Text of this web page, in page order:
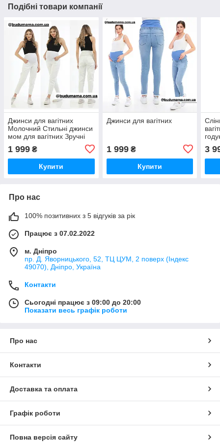
Подібні товари компанії
Джинси для вагітних
Молочний Стильні джинси
мом для вагітних Зручні
1 999 ₴
Купити
Джинси для вагітних
1 999₴
Купити
3
Про нас
100% позитивних з 5 відгуків за рік
Працює з 07.02.2022
м. Дніпро
пр. Д. Яворницького, 52, ТЦ ЦУМ, 2 поверх (Індекс
49070), Дніпро, Україна
Контакти
Сьогодні працює з 09:00 до 20:00
Показати весь графік роботи
Про нас
Контакти
Доставка та оплата
Графік роботи
Повна версія сайту